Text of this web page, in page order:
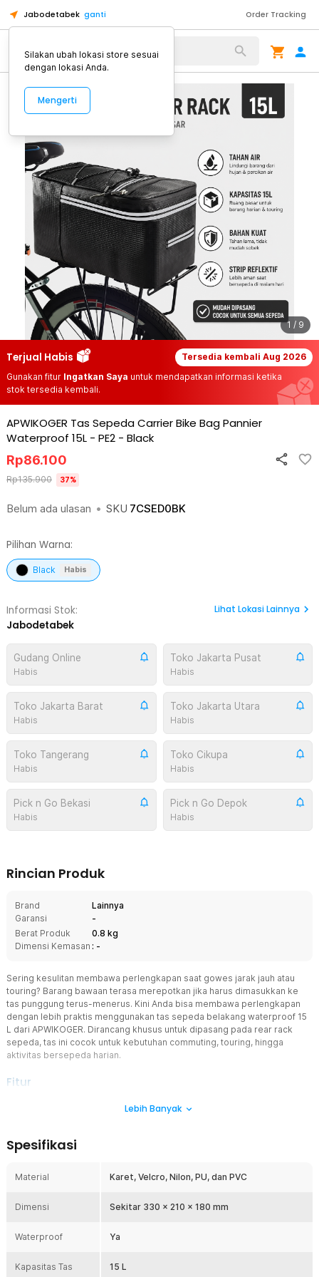
Jabodetabek ganti Order Tracking
Alat Kopi
1 / 9
Terjual Habis Tersedia kembali Aug 2026
Gunakan fitur Ingatkan Saya untuk mendapatkan informasi ketika
stok tersedia kembali.
APWIKOGER Tas Sepeda Carrier Bike Bag Pannier
Waterproof 15L - PE2 - Black
Belum ada ulasan • SKU 7CSED0BK
Rp86.100
Rp135.900 37%
Pilihan Warna:
Black Habis
Informasi Stok:
Jabodetabek
Lihat Lokasi Lainnya
Gudang Online
Habis
Toko Jakarta Pusat
Habis
Toko Jakarta Barat
Habis
Toko Jakarta Utara
Habis
Toko Tangerang
Habis
Toko Cikupa
Habis
Pick n Go Bekasi
Habis
Pick n Go Depok
Habis
Rincian Produk
Brand
Lainnya
Garansi
-
Berat Produk
0.8 kg
Dimensi Kemasan : -
Sering kesulitan membawa perlengkapan saat gowes jarak jauh atau
touring? Barang bawaan terasa merepotkan jika harus dimasukkan ke
tas punggung terus-menerus. Kini Anda bisa membawa perlengkapan
dengan lebih praktis menggunakan tas sepeda belakang waterproof 15
L dari APWIKOGER. Dirancang khusus untuk dipasang pada rear rack
sepeda, tas ini cocok untuk kebutuhan commuting, touring, hingga
aktivitas bersepeda harian.
Fitur
dapat menyimpan botol minum, jas hujan, toolkit sepeda, pompa
membuat tas rear rack ini cocok digunakan untuk touring maupun
perjalanan harian. Desain ruang penyimpanannya juga membantu
Dirancang khusus sebagai rear rack carrier bag, tas ini dipasang di
bagian belakang sepeda sehingga tidak mengganggu kenyamanan
stabil dibanding menggunakan tas punggung. Cocok digunakan
Lebih Banyak
Spesifikasi
Material Karet, Velcro, Nilon, PU, dan PVC
Dimensi Sekitar 330 x 210 x 180 mm
Waterproof Ya
Kapasitas Tas 15 L
Silakan ubah lokasi store sesuai
dengan lokasi Anda.
Mengerti